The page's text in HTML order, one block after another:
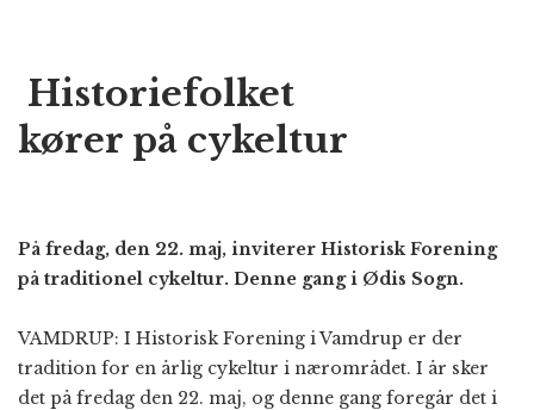
Historiefolket
kører på cykeltur
På fredag, den 22. maj, inviterer Historisk Forening
på traditionel cykeltur. Denne gang i Ødis Sogn.
VAMDRUP: I Historisk Forening i Vamdrup er der
tradition for en årlig cykeltur i nærområdet. I år sker
det på fredag den 22. maj, og denne gang foregår det i